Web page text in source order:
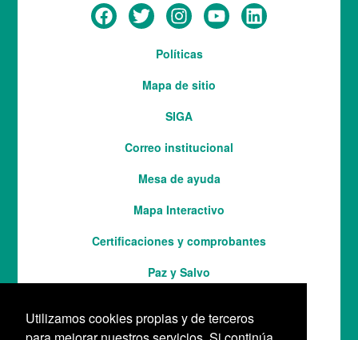
Utilizamos cookies propias y de terceros
Políticas
Mapa de sitio
SIGA
Correo institucional
Mesa de ayuda
Mapa Interactivo
ServicesCertificaciones y comprobantes
Paz y Salvo